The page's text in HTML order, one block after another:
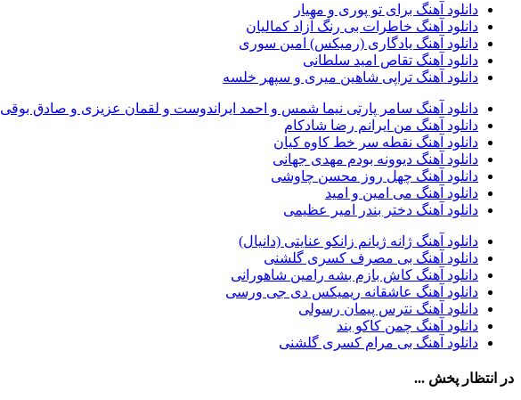
مهدی جهانی39
احمد سعیدی39
امین فیاض39
حامد همایون38
بهنام صفوی38
شادمهر عقیلی
پیوند36
راغب36
رضا شیری36
علی زند وکیلی35
علی عباسی33
علی زارعی33
علی ارشدی33
سینا شعبانخانی
سیامک عباسی32
حمید هیراد32
شهرام شکوهی32
امین رستمی31
احمد صفایی31
یاسر محمودی31
امو بند31
سینا سرلک
دانلود آهنگ برای تو پوری و مهیار
دانلود آهنگ خاطرات بی رنگ آزاد کمالیان
دانلود آهنگ یادگاری (رمیکس) امین سوری
دانلود آهنگ تقاص امید سلطانی
دانلود آهنگ تراپی شاهین میری و سپهر خلسه
دانلود آهنگ سامر پارتی نیما شمس و احمد ایراندوست و لقمان عزیزی و صادق بوقی
دانلود آهنگ من ایرانم رضا شادکام
دانلود آهنگ نقطه سر خط کاوه کیان
دانلود آهنگ دیوونه بودم مهدی جهانی
دانلود آهنگ چهل روز محسن چاوشی
دانلود آهنگ می امین و امید
دانلود آهنگ دختر بندر امیر عظیمی
دانلود آهنگ ژانه ژیانم زانکو عنایتی (دانیال)
دانلود آهنگ بی مصرف کسری گلشنی
دانلود آهنگ کاش بازم بشه رامین شاهورانی
دانلود آهنگ عاشقانه ریمیکس دی جی ورسی
دانلود آهنگ نترس پیمان رسولی
دانلود آهنگ چمن کاکو بند
دانلود آهنگ بی مرام کسری گلشنی
در انتظار پخش ...